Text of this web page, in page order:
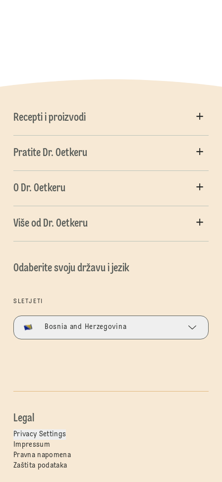
Recepti i proizvodi
Pratite Dr. Oetkeru
O Dr. Oetkeru
Više od Dr. Oetkeru
Odaberite svoju državu i jezik
SLETJETI
Bosnia and Herzegovina
Legal
Privacy Settings
Impressum
Pravna napomena
Zaštita podataka